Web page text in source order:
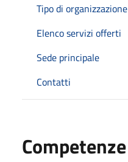
Tipo di organizzazione
Elenco servizi offerti
Sede principale
Contatti
Competenze